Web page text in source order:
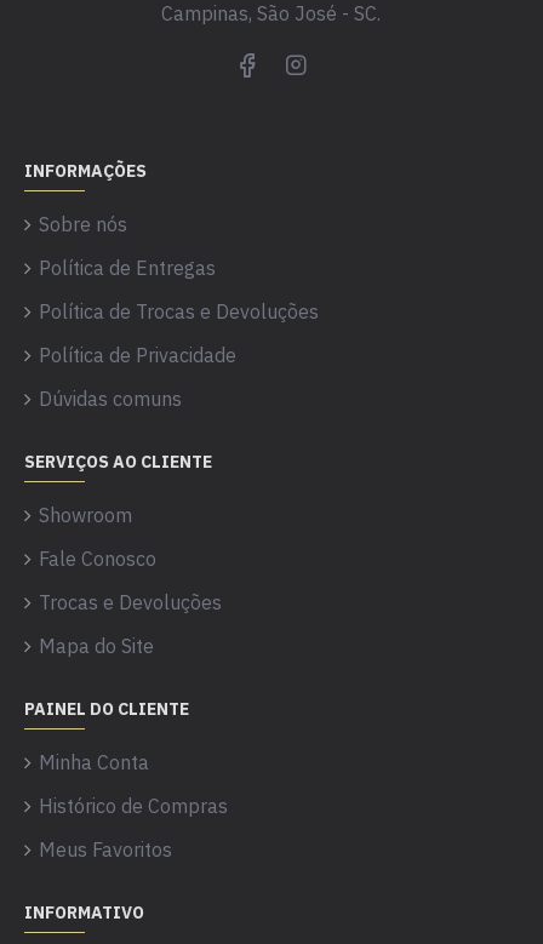
Campinas, São José - SC.
INFORMAÇÕES
Sobre nós
Política de Entregas
Política de Trocas e Devoluções
Política de Privacidade
Dúvidas comuns
SERVIÇOS AO CLIENTE
Showroom
Fale Conosco
Trocas e Devoluções
Mapa do Site
PAINEL DO CLIENTE
Minha Conta
Histórico de Compras
Meus Favoritos
INFORMATIVO